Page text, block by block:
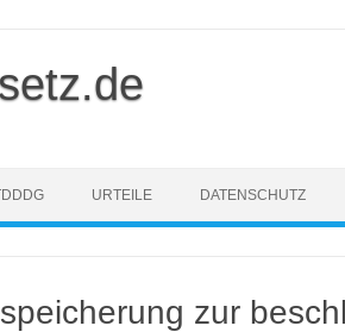
URTEILE DATENSCHUTZ
zur